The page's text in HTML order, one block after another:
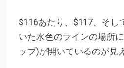
$116あたり、$117、そし
いた水色のラインの場所
ップ)が開いているのが見